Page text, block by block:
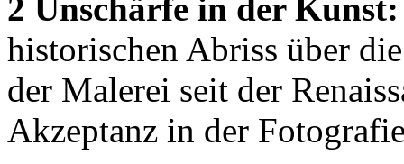
2 Unschärfe in der Kunst:
historischen Abriss über
der Malerei seit der
Akzeptanz in der